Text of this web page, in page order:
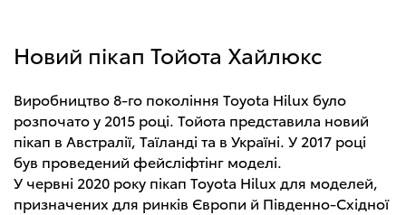
Новий пікап Тойота Хайлюкс
Виробництво 8-го покоління Toyota Hilux було
розпочато у 2015 році. Тойота представила новий
пікап в Австралії, Таїланді та в Україні. У 2017 році
був проведений фейсліфтінг моделі.
У червні 2020 року пікап Toyota Hilux для моделей,
призначених для ринків Європи й Південно-Східної